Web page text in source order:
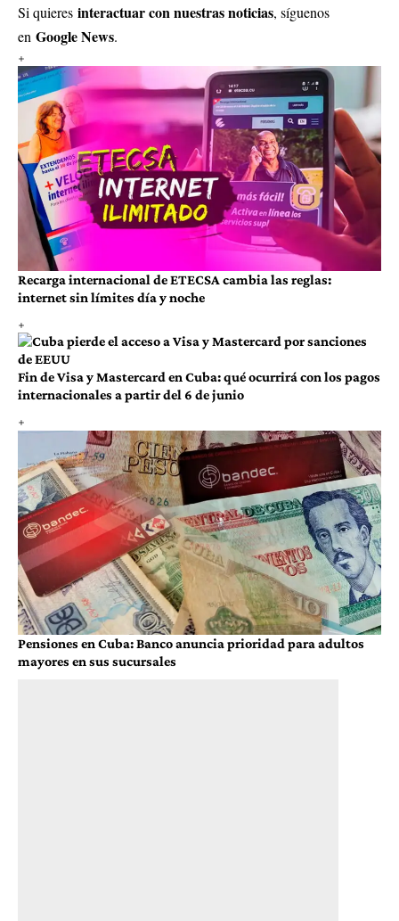
Si quieres interactuar con nuestras noticias, síguenos
en Google News.
Recarga internacional de ETECSA cambia las reglas:
internet sin límites día y noche
Fin de Visa y Mastercard en Cuba: qué ocurrirá con los pagos
internacionales a partir del 6 de junio
Pensiones en Cuba: Banco anuncia prioridad para adultos
mayores en sus sucursales